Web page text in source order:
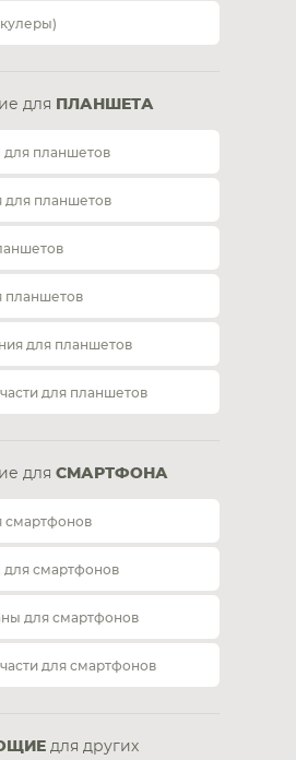
для ПЛАНШЕТА
для планшетов
для планшетов
планшетов
для планшетов
для планшетов
для СМАРТФОНА
смартфонов
для смартфонов
для смартфонов
для смартфонов
для других